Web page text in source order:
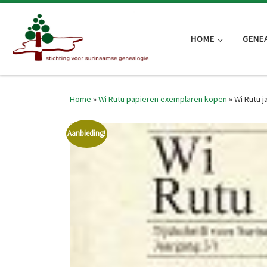
Skip to content
HOME
Home »Wi Rutu papieren exemplaren kopen »Wi Rutu
Aanbieding!